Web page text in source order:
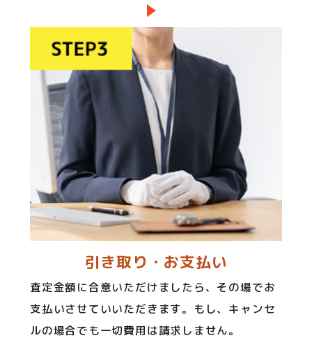
引き取り・お支払い
査定金額に合意いただけましたら、その場でお
支払いさせていいただきます。もし、キャンセ
ルの場合でも一切費用は請求しません。